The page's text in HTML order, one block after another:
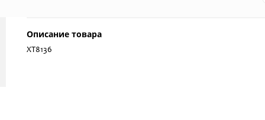
Описание товара
ХТ8136